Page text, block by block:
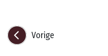
Vorige